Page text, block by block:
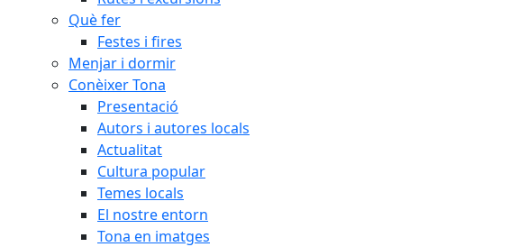
Què fer
Festes i fires
Menjar i dormir
Conèixer Tona
Presentació
Autors i autores locals
Actualitat
Cultura popular
Temes locals
El nostre entorn
Tona en imatges